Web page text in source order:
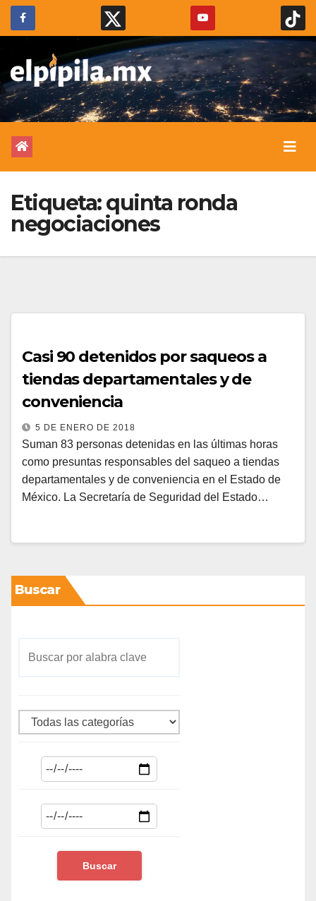
Etiqueta:quinta ronda
negociaciones
Casi 90 detenidos por saqueos a
tiendas departamentales y de
conveniencia
5 DE ENERO DE 2018
Suman 83 personas detenidas en las últimas horas
como presuntas responsables del saqueo a tiendas
departamentales y de conveniencia en el Estado de
México. La Secretaría de Seguridad del Estado…
Buscar